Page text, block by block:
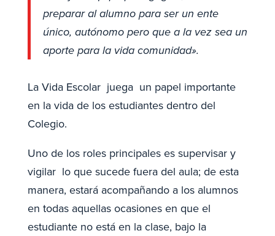
preparar al alumno para ser un ente
único, autónomo pero que a la vez sea un
aporte para la vida comunidad».
La Vida Escolar juega un papel importante
en la vida de los estudiantes dentro del
Colegio.
Uno de los roles principales es supervisar y
vigilar lo que sucede fuera del aula; de esta
manera, estará acompañando a los alumnos
en todas aquellas ocasiones en que el
estudiante no está en la clase, bajo la